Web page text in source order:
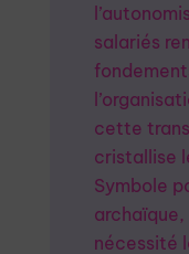
salariés
cette
cristallise
Symbole
archaïque,
nécessité